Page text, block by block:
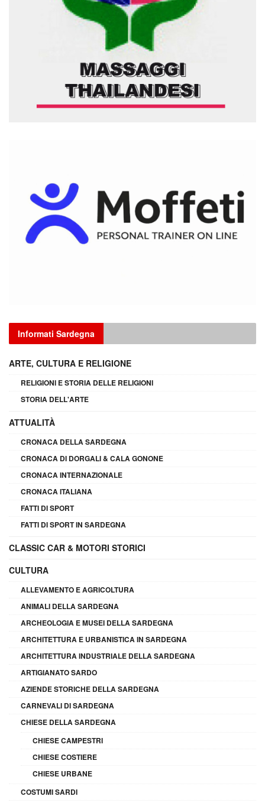
Informati Sardegna
ARTE, CULTURA E RELIGIONE
RELIGIONI E STORIA DELLE RELIGIONI
STORIA DELL'ARTE
ATTUALITÀ
CRONACA DELLA SARDEGNA
CRONACA DI DORGALI & CALA GONONE
CRONACA INTERNAZIONALE
CRONACA ITALIANA
FATTI DI SPORT
FATTI DI SPORT IN SARDEGNA
CLASSIC CAR & MOTORI STORICI
CULTURA
ALLEVAMENTO E AGRICOLTURA
ANIMALI DELLA SARDEGNA
ARCHEOLOGIA E MUSEI DELLA SARDEGNA
ARCHITETTURA E URBANISTICA IN SARDEGNA
ARCHITETTURA INDUSTRIALE DELLA SARDEGNA
ARTIGIANATO SARDO
AZIENDE STORICHE DELLA SARDEGNA
CARNEVALI DI SARDEGNA
CHIESE DELLA SARDEGNA
CHIESE CAMPESTRI
CHIESE COSTIERE
CHIESE URBANE
COSTUMI SARDI